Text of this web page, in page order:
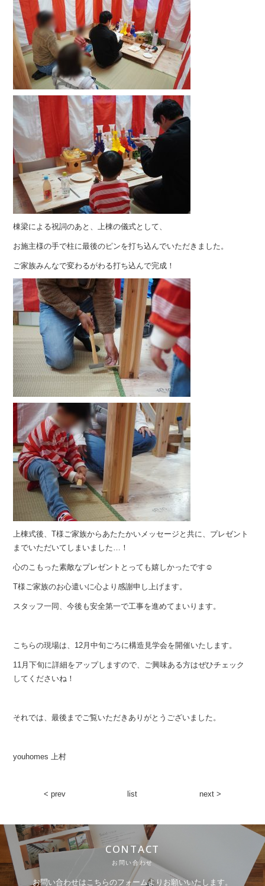
棟梁による祝詞のあと、上棟の儀式として、
お施主様の手で柱に最後のピンを打ち込んでいただきました。
ご家族みんなで変わるがわる打ち込んで完成！
上棟式後、T様ご家族からあたたかいメッセージと共に、プレゼント
までいただいてしまいました…！
心のこもった素敵なプレゼントとっても嬉しかったです☺︎
T様ご家族のお心遣いに心より感謝申し上げます。
スタッフ一同、今後も安全第一で工事を進めてまいります。
こちらの現場は、12月中旬ごろに構造見学会を開催いたします。
11月下旬に詳細をアップしますので、ご興味ある方はぜひチェック
してくださいね！
それでは、最後までご覧いただきありがとうございました。
youhomes 上村
< prev list next >
CONTACT
お問い合わせ
お問い合わせはこちらのフォームよりお願いいたします。